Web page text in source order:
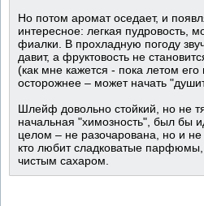
Но потом аромат оседает, и
интересное: легкая пудровость,
фиалки. В прохладную погоду
давит, а фруктовость не
(как мне кажется - пока летом
осторожнее – может начать
Шлейф довольно стойкий, но не
начальная "химозность", был бы
целом – не разочарована, но и не
кто любит сладковатые парфюмы,
чистым сахаром.